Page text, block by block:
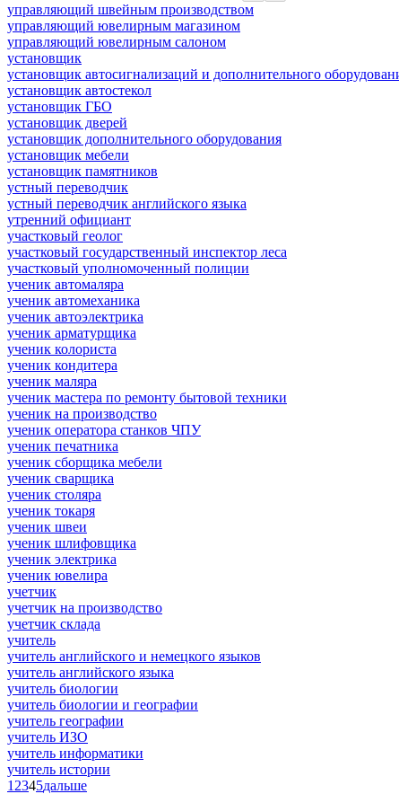
управляющий швейным производством
управляющий ювелирным магазином
управляющий ювелирным салоном
установщик
установщик автосигнализаций и дополнительного
установщик автостекол
установщик ГБО
установщик дверей
установщик дополнительного оборудования
установщик мебели
установщик памятников
устный переводчик
устный переводчик английского языка
утренний официант
участковый геолог
участковый государственный инспектор леса
участковый уполномоченный полиции
ученик автомаляра
ученик автомеханика
ученик автоэлектрика
ученик арматурщика
ученик колориста
ученик кондитера
ученик маляра
ученик мастера по ремонту бытовой техники
ученик на производство
ученик оператора станков ЧПУ
ученик печатника
ученик сборщика мебели
ученик сварщика
ученик столяра
ученик токаря
ученик швеи
ученик шлифовщика
ученик электрика
ученик ювелира
учетчик
учетчик на производство
учетчик склада
учитель
учитель английского и немецкого языков
учитель английского языка
учитель биологии
учитель биологии и географии
учитель географии
учитель ИЗО
учитель информатики
учитель истории
1 2345дальше